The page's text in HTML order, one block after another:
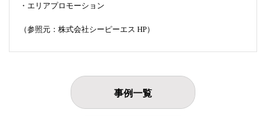
・エリアプロモーション
（参照元：株式会社シーピーエス HP）
事例一覧